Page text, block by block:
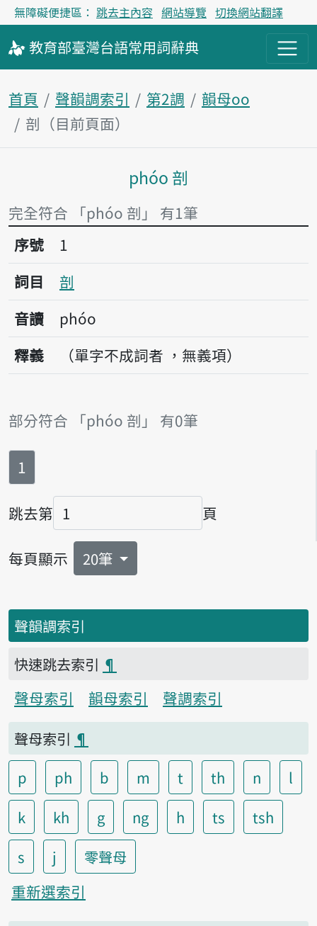
無障礙便捷區： 跳去主內容 網站導覽 切換網站翻譯
教育部臺灣台語常用詞辭典
首頁 聲韻調索引 第2調
韻母oo
剖（目前頁面）
主內容區塊
phóo 剖
完全符合 「phóo 剖」 有1筆
序號1剖
序號
1
詞目
剖
音讀
phóo
釋義
（單字不成詞者 ，無義項）
部分符合 「phóo 剖」 有0筆
第
1
跳去第
頁碼
頁
每頁顯示 20筆
聲韻調索引
快速跳去索引 ¶
聲母索引
韻母索引
聲調索引
聲母索引 ¶
p
ph b m t th n
l
k
kh g ng h ts
tsh
s
j
零聲母
重新選索引